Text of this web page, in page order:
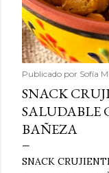
Publicado por Sofía
SNACK
SALUDABLE
BAÑEZA
SNACK